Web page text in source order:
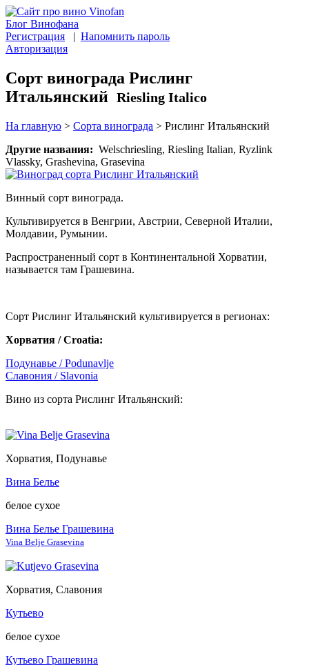
Блог Винофана
Регистрация | Напомнить пароль
Авторизация
Сорт винограда Рислинг
Итальянский Riesling Italico
На главную > Сорта винограда > Рислинг Итальянский
Другие названия: Welschriesling, Riesling Italian, Ryzlink
Vlassky, Grashevina, Grasevina
Винный сорт винограда.
Культивируется в Венгрии, Австрии, Северной Италии,
Молдавии, Румынии.
Распространенный сорт в Континентальной Хорватии,
называется там Грашевина.
Сорт Рислинг Итальянский культивируется в регионах:
Хорватия / Croatia:
Подунавье / Podunavlje
Славония / Slavonia
Вино из сорта Рислинг Итальянский:
Хорватия, Подунавье
Вина Белье
белое сухое
Вина Белье Грашевина
Vina Belje Grasevina
Хорватия, Славония
Кутьево
белое сухое
Кутьево Грашевина